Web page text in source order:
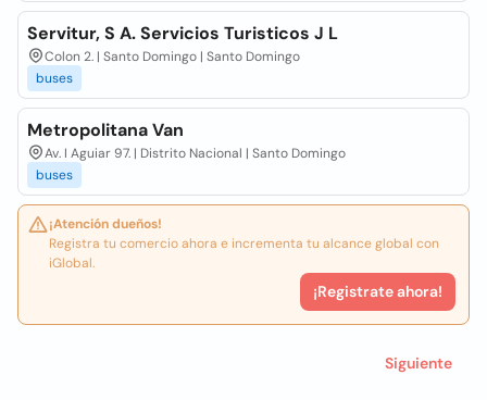
Servitur, S A. Servicios Turisticos J L
Colon 2. | Santo Domingo | Santo Domingo
buses
Metropolitana Van
Av. I Aguiar 97. | Distrito Nacional | Santo Domingo
buses
¡Atención dueños!
Registra tu comercio ahora e incrementa tu alcance global con
iGlobal.
¡Registrate ahora!
Siguiente